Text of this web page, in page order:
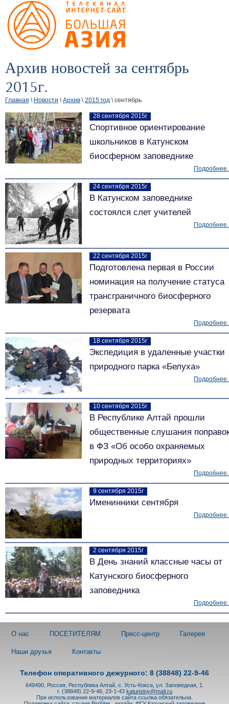
Архив новостей за сентябрь
2015г.
Главная \ Новости \Архив \2015 год \ сентябрь
28 сентября 2015г
Спортивное ориентирование
школьников в Катунском
биосферном заповеднике
24 сентября 2015г
В Катунском заповеднике
состоялся слет учителей
22 сентября 2015г
Подготовлена первая в России
номинация на получение статуса
трансграничного биосферного
резервата
18 сентября 2015г
Экспедиция в удаленные участки
природного парка «Белуха»
10 сентября 2015г
В Республике Алтай прошли
общественные слушания
в ФЗ «Об особо охраняемых
природных территориях»
9 сентября 2015г
Именинники сентября
2 сентября 2015г
В День знаний классные часы от
Катунского биосферного
заповедника
О нас ПОСЕТИТЕЛЯМ Пресс-центр Галерея
Наши друзья Контакты
Телефон оперативного дежурного: 8 (38848) 22-9-46
649490, Россия, Республика Алтай, с. Усть-Кокса, ул. Заповедная, 1.
т. (38848) 22-9-46, 23-1-43 katunskiy@mail.ru
При использовании материалов сайта ссылка обязательна.